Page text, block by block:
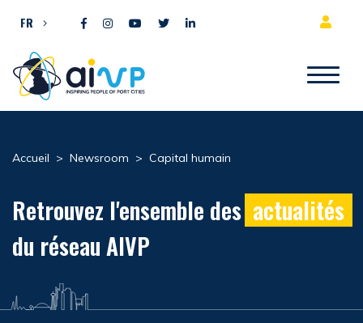
FR
Accueil > Newsroom > Capital humain
Retrouvez l'ensemble des actualités
du réseau AIVP